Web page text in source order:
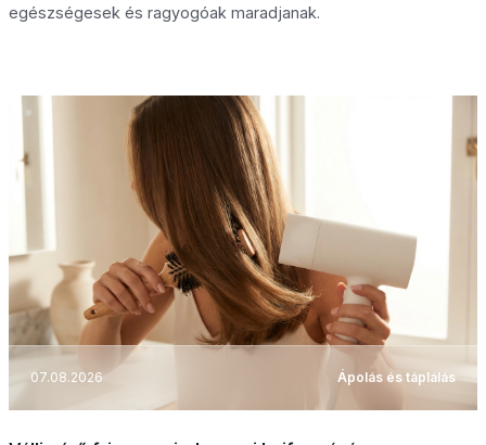
egészségesek és ragyogóak maradjanak.
07.08.2026 Ápolás és táplálás